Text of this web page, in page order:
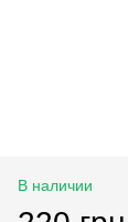
В наличии